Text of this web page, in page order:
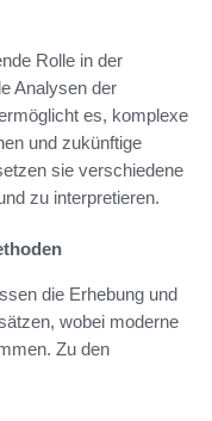
Rolle in der
Analysen der
es, komplexe
und zukünftige
sie verschiedene
zu interpretieren.
die Erhebung und
wobei moderne
Zu den